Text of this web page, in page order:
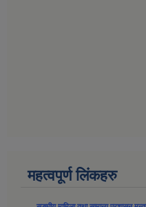
महत्वपूर्ण लिंकहरु